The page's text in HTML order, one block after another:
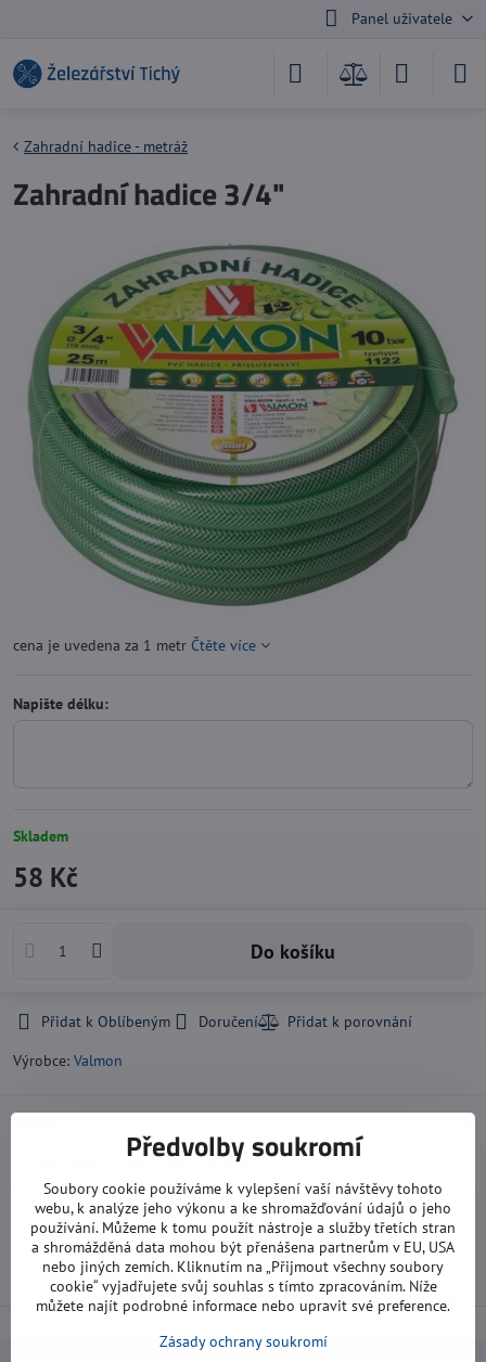
Panel uživatele
Zahradní hadice - metráž
Zahradní hadice 3/4"
cena je uvedena za 1 metr Čtěte více
Napište délku:
Skladem
58 Kč
Do košíku
Přidat k Oblíbeným
Doručení
Výrobce: Valmon
pro vzduch, vodu a vodní roztoky
měkčené PVC
barva zelená transparentní
průplet ze syntetická příze
pracovní teplota: -5 °C/+40 °C
pracovní tlak 6 až 10 bar (v závislosti na průměru hadice)
Předvolby soukromí
Soubory cookie používáme k vylepšení vaší návštěvy tohoto
webu, k analýze jeho výkonu a ke shromažďování údajů o jeho
používání. Můžeme k tomu použít nástroje a služby třetích stran
a shromážděná data mohou být přenášena partnerům v EU, USA
nebo jiných zemích. Kliknutím na „Přijmout všechny soubory
cookie“ vyjadřujete svůj souhlas s tímto zpracováním. Níže
můžete najít podrobné informace nebo upravit své preference.
Zásady ochrany soukromí